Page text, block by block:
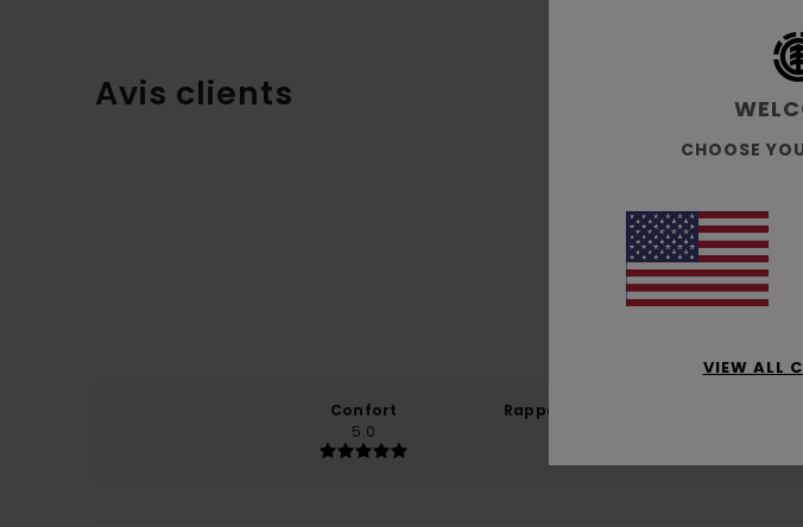
Avis clients
5.0
Confort
5.0
Rapport qualité / prix
CHOOSE
VIEW ALL